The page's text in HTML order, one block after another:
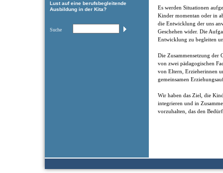
Lust auf eine berufsbegleitende
Ausbildung in der Kita?
Suche
Es werden Situationen
Kinder momentan oder in
die Entwicklung der uns
Geschehen wider. Die
Entwicklung zu begleiten
Die Zusammensetzung der
von zwei pädagogischen
von Eltern, Erzieherinnen
gemeinsamen
Wir haben das Ziel, die
integrieren und in
vorzuhalten, das den